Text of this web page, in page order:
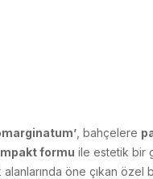
, bahçelere
formu ile estetik bir
öne çıkan özel